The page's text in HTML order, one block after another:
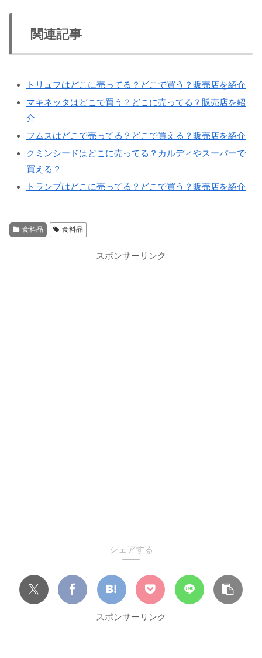
関連記事
トリュフはどこに売ってる？どこで買う？販売店を紹介
マキネッタはどこで買う？どこに売ってる？販売店を紹
介
フムスはどこで売ってる？どこで買える？販売店を紹介
クミンシードはどこに売ってる？カルディやスーパーで
買える？
トランプはどこに売ってる？どこで買う？販売店を紹介
食料品 食料品
スポンサーリンク
シェアする
スポンサーリンク